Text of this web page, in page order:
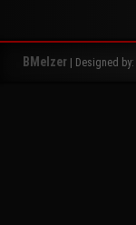
BMelzer | Designed by: